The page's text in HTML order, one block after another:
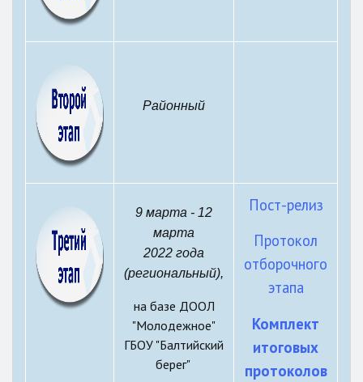
Районный
9 марта - 12
марта
2022 года
(региональный),
на базе ДООЛ
"Молодежное"
ГБОУ "Балтийский
берег"
Пост-релиз
Протокол
отборочного
этапа
Комплект
итоговых
протоколов